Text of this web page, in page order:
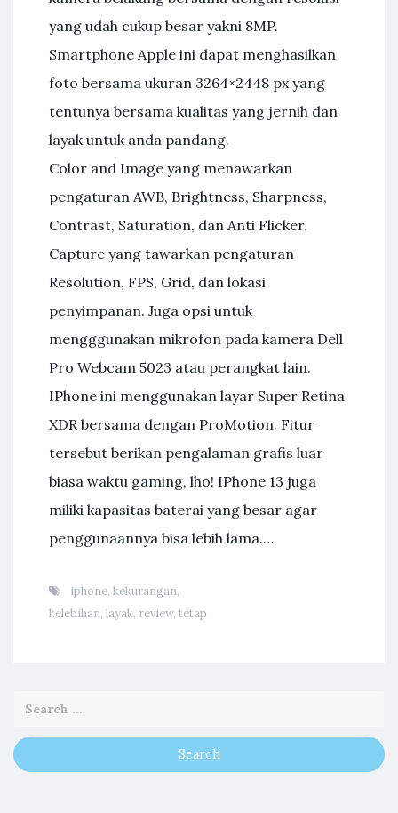
yang udah cukup besar yakni 8MP.
Smartphone Apple ini dapat menghasilkan
foto bersama ukuran 3264×2448 px yang
tentunya bersama kualitas yang jernih dan
layak untuk anda pandang.
Color and Image yang menawarkan
pengaturan AWB, Brightness, Sharpness,
Contrast, Saturation, dan Anti Flicker.
Capture yang tawarkan pengaturan
Resolution, FPS, Grid, dan lokasi
penyimpanan. Juga opsi untuk
mengggunakan mikrofon pada kamera Dell
Pro Webcam 5023 atau perangkat lain.
IPhone ini menggunakan layar Super Retina
XDR bersama dengan ProMotion. Fitur
tersebut berikan pengalaman grafis luar
biasa waktu gaming, lho! IPhone 13 juga
miliki kapasitas baterai yang besar agar
penggunaannya bisa lebih lama.…
iphone, kekurangan,
kelebihan, layak, review, tetap